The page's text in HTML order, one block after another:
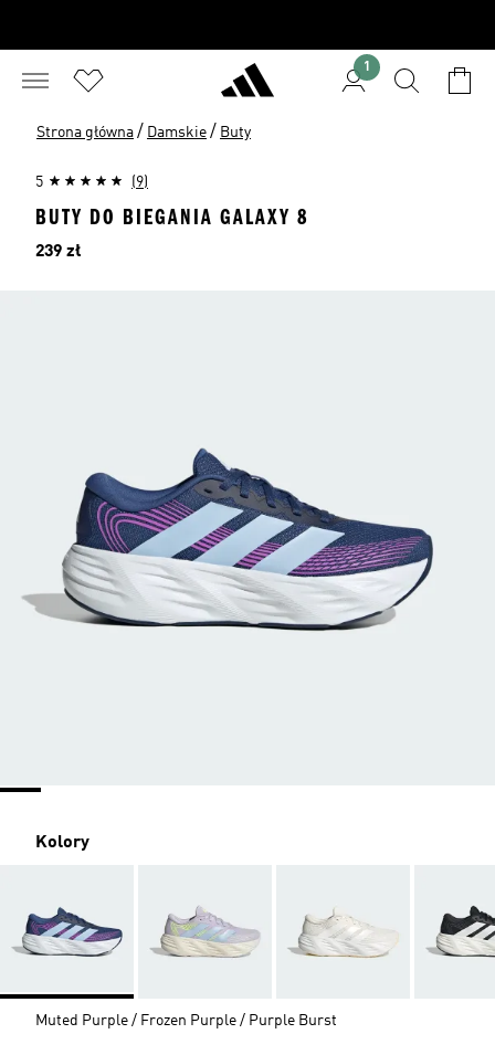
1
Strona główna / Damskie / Buty
5 (9)
BUTY DO BIEGANIA GALAXY 8
Cena
239 zł
Kolory
Muted Purple / Frozen Purple / Purple Burst